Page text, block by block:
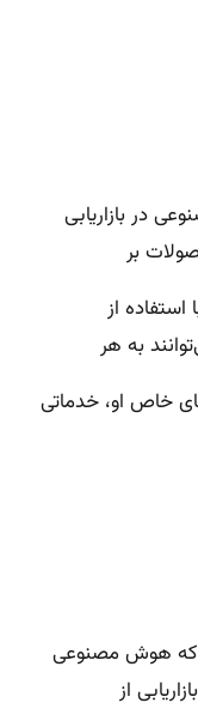
در بازاریابی
بر
از
به هر
خاص او، خدماتی
که هوش مصنوعی
از